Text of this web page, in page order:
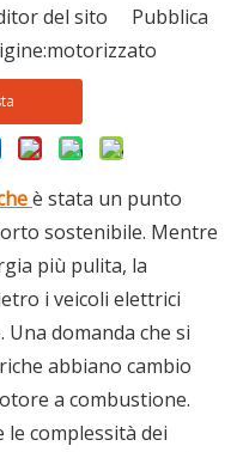
del sito Pubblica
motorizzato
è stata un punto
sostenibile. Mentre
più pulita, la
i veicoli elettrici
domanda che si
abbiano cambio
a combustione.
complessità dei